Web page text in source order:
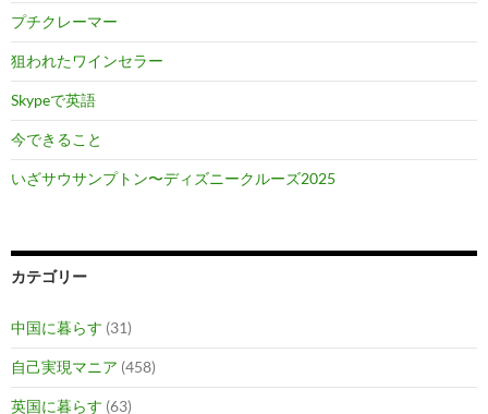
プチクレーマー
狙われたワインセラー
Skypeで英語
今できること
いざサウサンプトン〜ディズニークルーズ2025
カテゴリー
中国に暮らす (31)
自己実現マニア (458)
英国に暮らす (63)